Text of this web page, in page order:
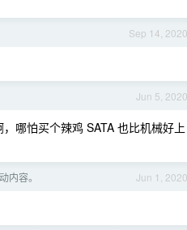
Sep 14, 2020
Jun 5, 2020
哪怕买个辣鸡 SATA 也比机械好上
Jun 1, 2020
内容。